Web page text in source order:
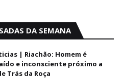
DA SEMANA
| Riachão: Homem é
e inconsciente próximo a
Trás da Roça